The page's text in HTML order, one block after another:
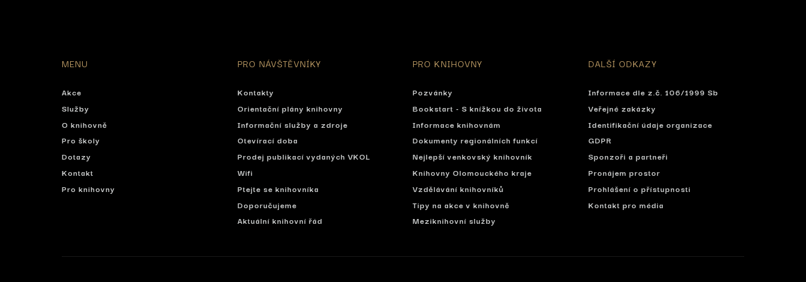
MENU
Akce
Služby
O knihovně
Pro školy
Dotazy
Kontakt
Pro knihovny
PRO NÁVŠTĚVNÍKY
Kontakty
Orientační plány knihovny
Informační služby a zdroje
Otevírací doba
Prodej publikací vydaných VKOL
Wifi
Ptejte se knihovníka
Doporučujeme
Aktuální knihovní řád
PRO KNIHOVNY
Pozvánky
Bookstart - S knížkou do života
Informace knihovnám
Dokumenty regionálních funkcí
Nejlepší venkovský knihovník
Knihovny Olomouckého kraje
Vzdělávání knihovníků
Tipy na akce v knihovně
Meziknihovní služby
DALŠÍ ODKAZY
Informace dle z.č. 106/1999 Sb
Veřejné zakázky
Identifikační údaje organizace
GDPR
Sponzoři a partneři
Pronájem prostor
Prohlášení o přístupnosti
Kontakt pro média